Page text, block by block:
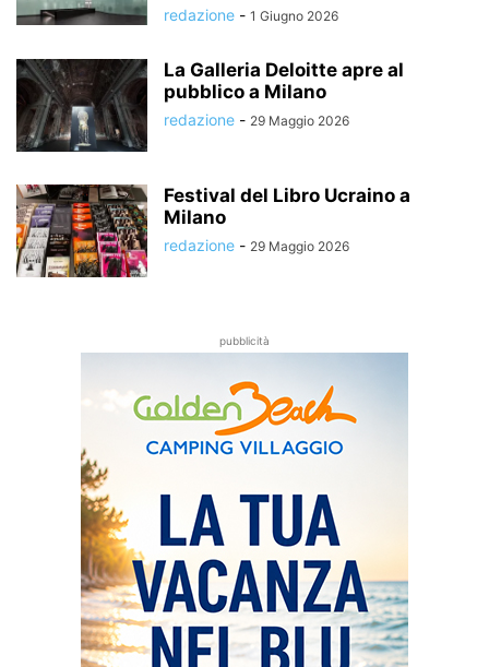
redazione - 1 Giugno 2026
La Galleria Deloitte apre al
pubblico a Milano
redazione - 29 Maggio 2026
Festival del Libro Ucraino a
Milano
redazione - 29 Maggio 2026
pubblicità